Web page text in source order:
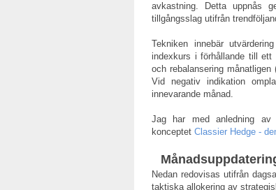
avkastning. Detta uppnås
tillgångsslag utifrån
Tekniken innebär
indexkurs i förhållande till ett
och rebalansering
Vid negativ indikation
innevarande månad.
Jag har med anledning av
konceptet Classier Hedge -
Nedan redovisas utifrån
taktiska allokering av